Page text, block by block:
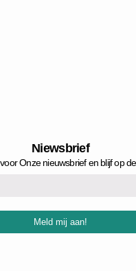
Niewsbrief
Onze nieuwsbrief en blijf op
Meld mij aan!